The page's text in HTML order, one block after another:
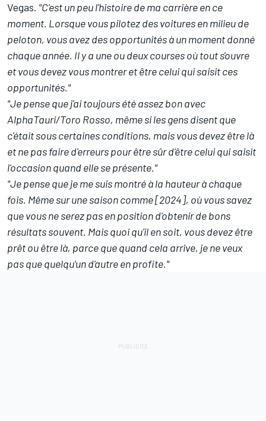
Vegas. "C'est un peu l'histoire de ma carrière en ce
moment. Lorsque vous pilotez des voitures en milieu de
peloton, vous avez des opportunités à un moment donné
chaque année. Il y a une ou deux courses où tout s'ouvre
et vous devez vous montrer et être celui qui saisit ces
opportunités."
"Je pense que j'ai toujours été assez bon avec
AlphaTauri/Toro Rosso, même si les gens disent que
c'était sous certaines conditions, mais vous devez être là
et ne pas faire d'erreurs pour être sûr d'être celui qui saisit
l'occasion quand elle se présente."
"Je pense que je me suis montré à la hauteur à chaque
fois. Même sur une saison comme [2024], où vous savez
que vous ne serez pas en position d'obtenir de bons
résultats souvent. Mais quoi qu'il en soit, vous devez être
prêt ou être là, parce que quand cela arrive, je ne veux
pas que quelqu'un d'autre en profite."